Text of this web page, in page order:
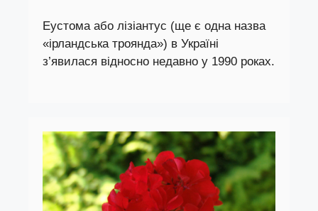
Еустома або лізіантус (ще є одна назва
«ірландська троянда») в Україні
з’явилася відносно недавно у 1990 роках.